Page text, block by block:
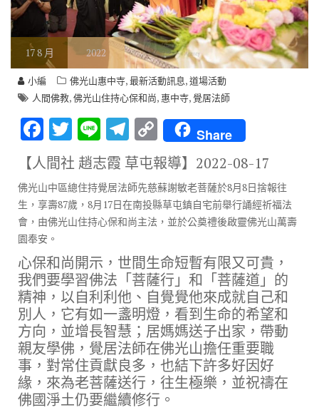
178 月 2022
小編 佛光山惠中寺,最新活動訊息,道場活動
人間佛教,佛光山住持心保和尚, 惠中寺, 覺居法師
F
ac
e
b
o
o
k
T
w
it
te
r
Li
n
e
T
el
e
gr
a
C
o
p
y
Li
k
Share
【人間社 趙志霞 草屯報導】 2022-08-17
佛光山中區總住持覺居法師先慈蘇謝敏老菩薩於8月8日捨報往
生，享壽87歲，8月17日在南投縣草屯鎮自宅前舉行誦經祈福法
會，由佛光山住持心保和尚主法，並於公奠禮後啟靈佛光山萬壽
園奉安。
心保和尚開示，世間生命短暫有限又可貴，
我們要學習佛法「菩薩行」和「菩薩道」的
精神，以自利利他、自覺覺他來成就自己和
別人，它有如一盞明燈，看到生命的希望和
方向，並增長智慧；居媽媽送子出家，帶動
親友學佛，覺居法師在佛光山擔任重要職
事，對常住貢獻良多，也結下許多好因好
緣，來為老菩薩送行，往生極樂，並祝禱在
佛國淨土仍要繼續修行。